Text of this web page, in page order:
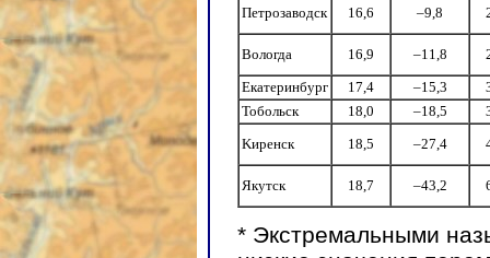
Петрозаводск
16,6 –9,8
Вологда 16,9 –11,8
Екатеринбург
17,4 –15,3
Тобольск
18,0 –18,5
Kиренск
18,5 –27,4
Якутск 18,7 –43,2
* Экстремальными